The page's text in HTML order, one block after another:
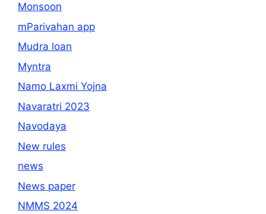
Monsoon
mParivahan app
Mudra loan
Myntra
Namo Laxmi Yojna
Navaratri 2023
Navodaya
New rules
news
News paper
NMMS 2024